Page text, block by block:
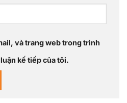
và trang web trong trình
kế tiếp của tôi.